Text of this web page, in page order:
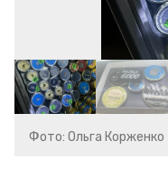
Фото: Ольга Корженко